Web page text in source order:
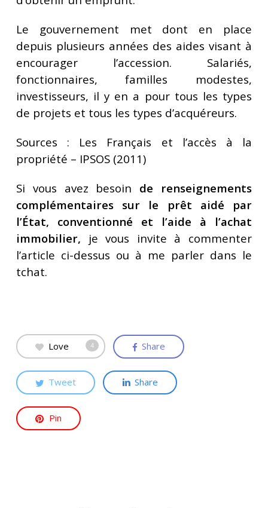
Le gouvernement met dont en place
depuis plusieurs années des aides visant à
encourager l’accession. Salariés,
fonctionnaires, familles modestes,
investisseurs, il y en a pour tous les types
de projets et tous les types d’acquéreurs.
Sources : Les Français et l’accès à la
propriété – IPSOS (2011)
Si vous avez besoin de renseignements
complémentaires sur le prêt aidé par
l’État, conventionné et l’aide à l’achat
immobilier, je vous invite à commenter
l’article ci-dessus ou à me parler dans le
tchat.
Love 4 Share
Tweet Share
Pin